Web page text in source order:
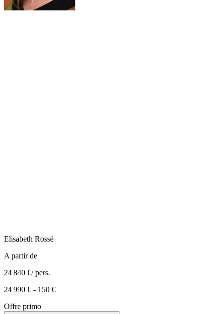
Elisabeth Rossé
A partir de
24 840 €/ pers.
24 990 € - 150 €
Offre primo